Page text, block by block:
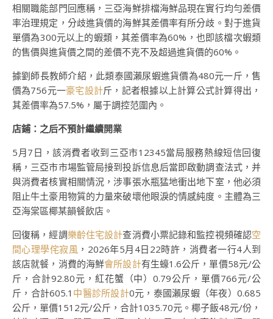
相關職能部門回應稱，三亞海鮮排檔海鮮品現在實行均勻差價
率治理規定，分歧進貨價的海鮮其差價率有所分歧。對于進貨
單價為300元以上的蝦類，其差價率為60%，也即該檔次蝦類
的售價與進貨價之間的差價不克不及超過進貨價的60%。
據劉師長教師介紹，此類泰國瀨尿蝦進貨價為480元一斤，售
價為756元一豪宅設計斤，記者根據以上計算公式計算得出，
其差價率為57.5%，屬于調控范圍內。
店鋪：之后不預計繼續開業
5月7日，該消費者收到三亞市12345當局服務熱線短信回復
稱，三亞市市場監管局接到投訴信息后當即啟動調查法式，并
與消費者核實相關情況，涉事張水瓶猛地衝出地下室，他必須
阻止牛土豪用物質的力量來破壞他眼淚的情感純度。主體為三
亞海棠區椰某韻餐飲店。
回復稱，經調樂齡住宅設計查消費小票記錄和監控視頻確認空
間心理學侘寂風 ，2026年5月4日22時許，消費者一行4人到
該店就餐，消費的海鮮會所設計有生蠔1.6公斤，單價58元/公
斤，合計92.80元，紅花蟹（中）0.79公斤，單價766元/公
斤，合計605.1 中醫診所設計0元，泰國瀨尿蝦（年夜）0.685
公斤，單價1512元/公斤，合計1035.70元。椰子飯48元/份，